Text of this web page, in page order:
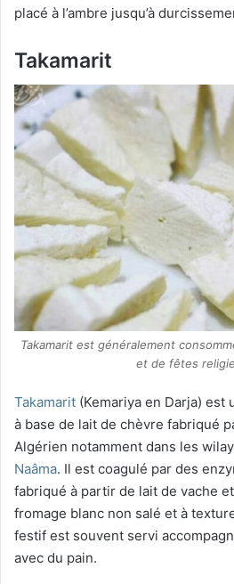
placé à l’ambre jusqu’à
Takamarit
Takamarit est généralement
et de fêtes
Takamarit (Kemariya en Darja)
à base de lait de chèvre fabriqué
Algérien notamment dans les
Naâma. Il est coagulé par des
fabriqué à partir de lait de vache
fromage blanc non salé et à
festif est souvent servi
avec du pain.